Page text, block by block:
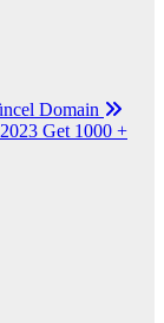
Domain
Get 1000 +